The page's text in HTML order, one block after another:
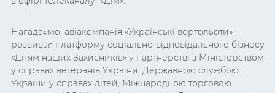
Нагадаємо, авіакомпанія «Українські вертольоти»
розвиває платформу соціально-відповідального бізнесу
«Дітям наших Захисників» у партнерстві з Міністерством
у справах ветеранів України, Державною службою
України у справах дітей, Міжнародною торговою